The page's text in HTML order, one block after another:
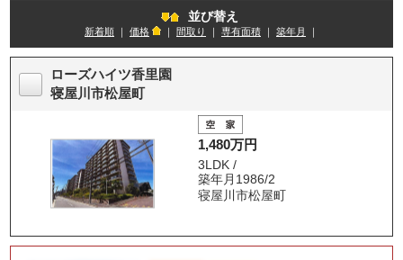
並び替え
新着順 価格 間取り 専有面積 築年月
ローズハイツ香里園
寝屋川市松屋町
1,480万円
3LDK /
築年月1986/2
寝屋川市松屋町